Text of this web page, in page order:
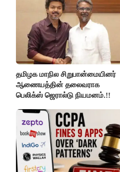
தமிழக மாநில சிறுபான்மையினர்
ஆணையத்தின் தலைவராக
பெலிக்ஸ் ஜெரால்டு நியமனம்.!!